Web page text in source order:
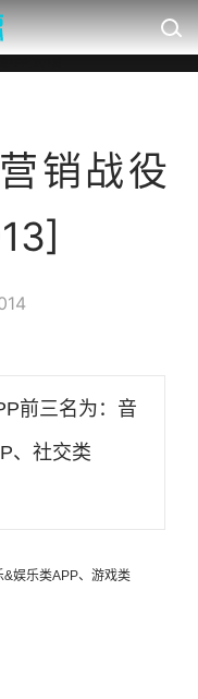
销战役
前三名为：音
、社交类
娱乐类APP、游戏类